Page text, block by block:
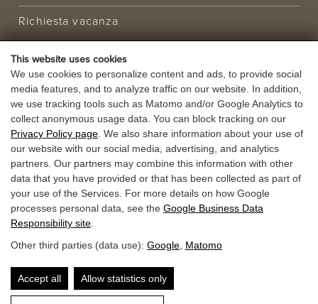
This website uses cookies
We use cookies to personalize content and ads, to provide social
media features, and to analyze traffic on our website. In addition,
we use tracking tools such as Matomo and/or Google Analytics to
collect anonymous usage data. You can block tracking on our
Privacy Policy page . We also share information about your use of
our website with our social media, advertising, and analytics
partners. Our partners may combine this information with other
data that you have provided or that has been collected as part of
your use of the Services. For more details on how Google
processes personal data, see the Google Business Data
Responsibility site
Other third parties (data use): Google Matomo
Accept all Allow statistics only
Richiesta vacanza
OFFERTA
VACANZA
BUONI